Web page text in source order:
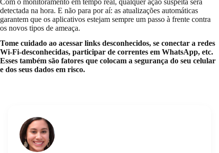
Com o monitoramento em tempo real, qualquer ação suspeita será
detectada na hora. E não para por aí: as atualizações automáticas
garantem que os aplicativos estejam sempre um passo à frente contra
os novos tipos de ameaça.
Tome cuidado ao acessar links desconhecidos, se conectar a redes
Wi-Fi-desconhecidas, participar de correntes em WhatsApp, etc.
Esses também são fatores que colocam a segurança do seu celular
e dos seus dados em risco.